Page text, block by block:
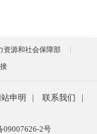
资源和社会保障部
申明 | 联系我们
|
09007626-2号